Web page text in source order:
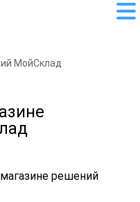
МойСклад
решений